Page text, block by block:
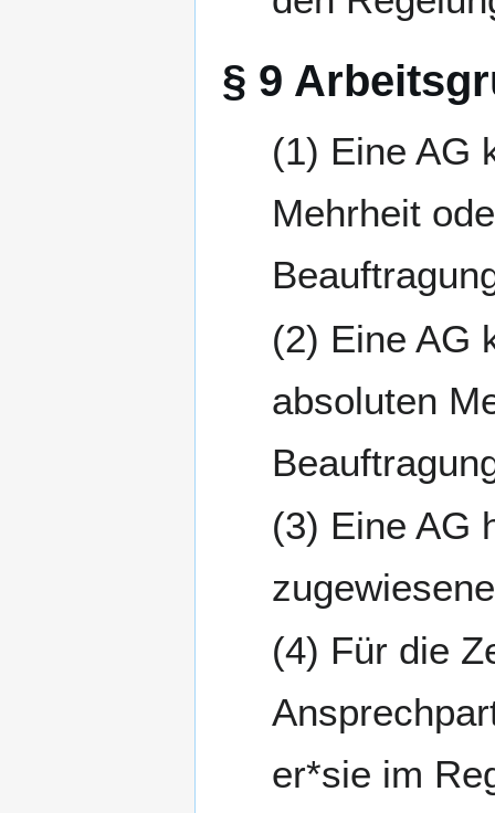
§ 9
Eine AG
Mehrheit
Eine AG
absoluten
Eine AG
Für die
er*sie im